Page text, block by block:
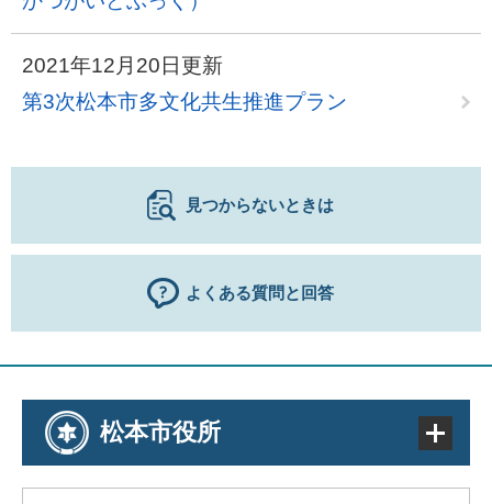
2021年12月20日更新
第3次松本市多文化共生推進プラン
見つからないときは
よくある質問と回答
松本市役所